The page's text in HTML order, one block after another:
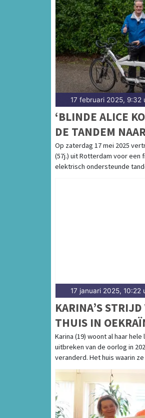
17 februari 2025, 9:32
‘BLINDE ALICE
DE TANDEM
Op zaterdag 17 mei 2025
(57j.) uit Rotterdam voor een
elektrisch ondersteunde
17 januari 2025, 10:22
KARINA’S
THUIS IN
Karina (19) woont al haar
uitbreken van de oorlog in
veranderd. Het huis waarin ze